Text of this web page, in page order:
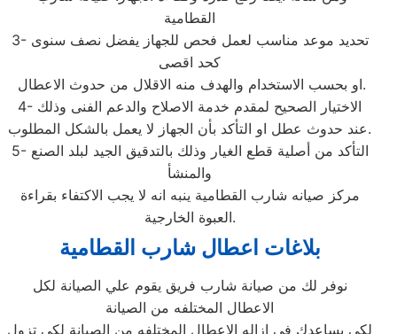
القطامية
3- تحديد موعد مناسب لعمل فحص للجهاز يفضل نصف سنوى
كحد اقصى
او بحسب الاستخدام والهدف منه الاقلال من حدوث الاعطال.
4- الاختيار الصحيح لمقدم خدمة الاصلاح والدعم الفنى وذلك
عند حدوث عطل او التأكد بأن الجهاز لا يعمل بالشكل المطلوب.
5- التأكد من أصلية قطع الغيار وذلك بالتدقيق الجيد لبلد الصنع
والمنشأ
مركز صيانه شارب القطامية ينبه انه لا يجب الاكتفاء بقراءة
العبوة الخارجية.
بلاغات اعطال شارب القطامية
نوفر لك من صيانة شارب فريق يقوم علي الصيانة لكل
الاعطال المختلفه من الصيانة
لكي يساعدك في ازاله الاعطال المختلفه من الصيانة لكي تزول